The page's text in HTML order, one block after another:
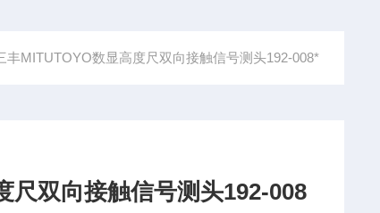
丰MITUTOYO数显高度尺双向接触信号测头192-008*
尺双向接触信号测头192-008